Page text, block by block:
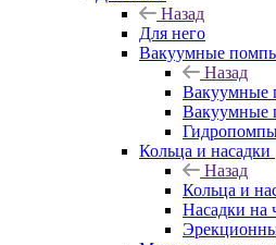
Назад
Для него
Вакуумные
Назад
Вакуумные
Вакуумные
Кольца и насадки
Назад
Кольца и
Насадки на